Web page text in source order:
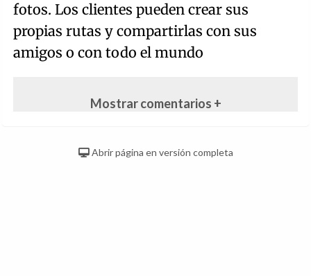
fotos. Los clientes pueden crear sus
propias rutas y compartirlas con sus
amigos o con todo el mundo
Mostrar comentarios +
Abrir página en versión completa